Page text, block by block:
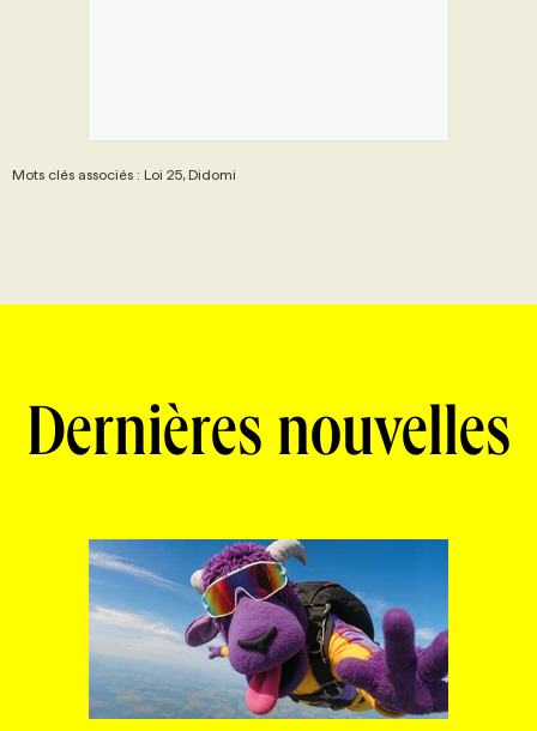
Mots clés associés : Loi 25, Didomi
Dernières nouvelles